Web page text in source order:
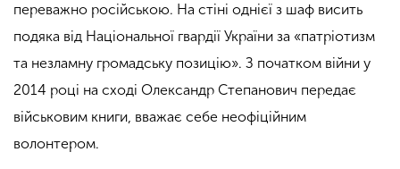
переважно російською. На стіні однієї з шаф висить
подяка від Національної гвардії України за «патріотизм
та незламну громадську позицію». З початком війни у
2014 році на сході Олександр Степанович передає
військовим книги, вважає себе неофіційним
волонтером.